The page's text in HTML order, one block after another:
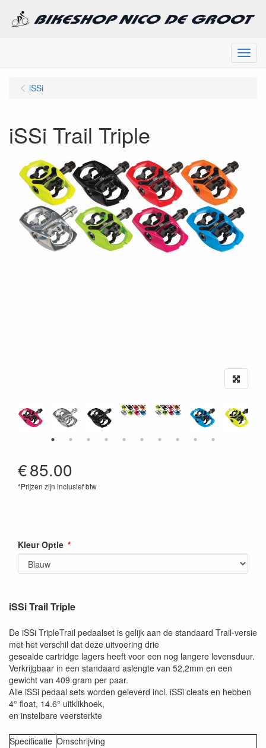
Menu
iSSi
iSSi Trail Triple
€85.00
*Prijzen zijn inclusief btw
Kleur Optie
iSSi Trail Triple
De iSSi TripleTrail pedaalset is gelijk aan de standaard Trail-versie
met het verschil dat deze uitvoering drie
gesealde cartridge lagers heeft voor een nog langere levensduur.
Verkrijgbaar in een standaard aslengte van 52,2mm en een
gewicht van 409 gram per paar.
Alle iSSi pedaal sets worden geleverd incl. iSSi cleats en hebben
4° float, 14.6° uitklikhoek,
en instelbare veersterkte
Specificatie Omschrijving